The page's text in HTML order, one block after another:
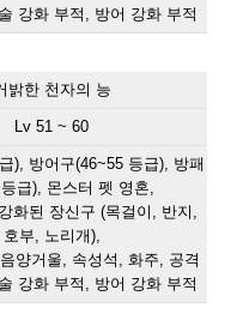
강화 부적, 방어 강화 부적
밝한 천자의 능
Lv 51 ~ 60
), 방어구(46~55 등급), 방패
급), 몬스터 펫 영혼,
화된 장신구 (목걸이, 반지,
호부, 노리개),
양거울, 속성석, 화주, 공격
강화 부적, 방어 강화 부적